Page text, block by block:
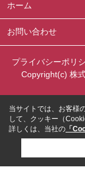
ホーム
お問い合わせ
プライバシーポリ
Copyright(c) 株
当サイトでは、お客様
して、クッキー（
詳しくは、当社の 「